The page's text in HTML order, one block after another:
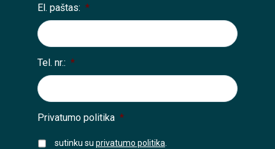
El. paštas: *
Tel. nr.: *
Privatumo politika *
sutinku su privatumo politika